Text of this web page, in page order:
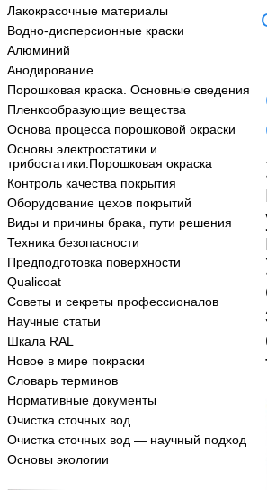
Лакокрасочные материалы
Водно-дисперсионные краски
Алюминий
Анодирование
Порошковая краска. Основные сведения
Пленкообразующие вещества
Основа процесса порошковой окраски
Основы электростатики и
трибостатики.Порошковая окраска
Контроль качества покрытия
Оборудование цехов покрытий
Виды и причины брака, пути решения
Техника безопасности
Предподготовка поверхности
Qualicoat
Советы и секреты профессионалов
Научные статьи
Шкала RAL
Новое в мире покраски
Словарь терминов
Нормативные документы
Очистка сточных вод
Очистка сточных вод — научный подход
Основы экологии